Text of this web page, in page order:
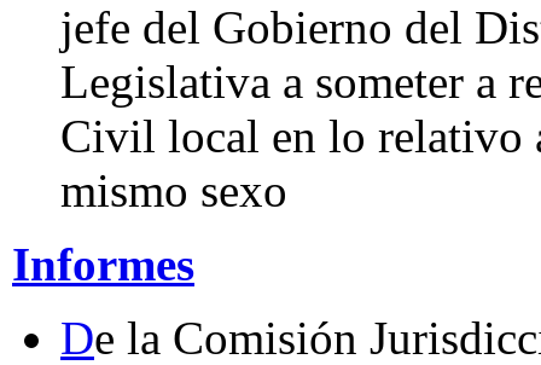
jefe del Gobierno del
Legislativa a someter a
Civil local en lo relativo
mismo sexo
Informes
De la Comisión